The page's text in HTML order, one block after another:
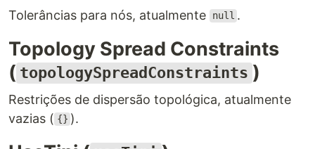
Tolerâncias para nós, atualmente null .
Topology Spread Constraints
( topologySpreadConstraints )
Restrições de dispersão topológica, atualmente
vazias ( {} ).